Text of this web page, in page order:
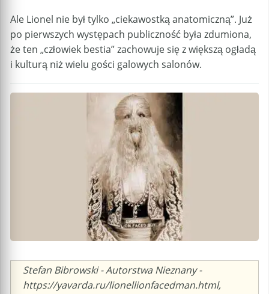
Ale Lionel nie był tylko „ciekawostką anatomiczną”. Już
po pierwszych występach publiczność była zdumiona,
że ten „człowiek bestia” zachowuje się z większą ogładą
i kulturą niż wielu gości galowych salonów.
Caption
Stefan Bibrowski - Autorstwa Nieznany -
https://yavarda.ru/lionellionfacedman.html,